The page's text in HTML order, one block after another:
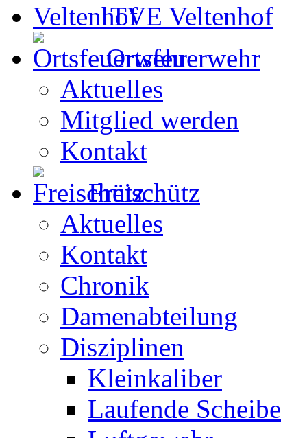
TVE Veltenhof
Ortsfeuerwehr
Aktuelles
Mitglied werden
Kontakt
Freischütz
Aktuelles
Kontakt
Chronik
Damenabteilung
Disziplinen
Kleinkaliber
Laufende Scheibe